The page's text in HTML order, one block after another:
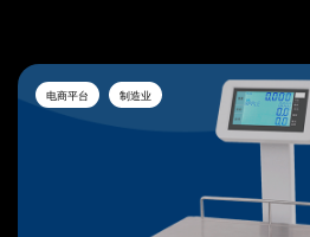
电商平台 制造业